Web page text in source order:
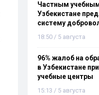
Частным
Узбекистане
систему
18:50 / 5 августа
96% жалоб на
в Узбекистане
учебные центры
15:13 / 5 августа